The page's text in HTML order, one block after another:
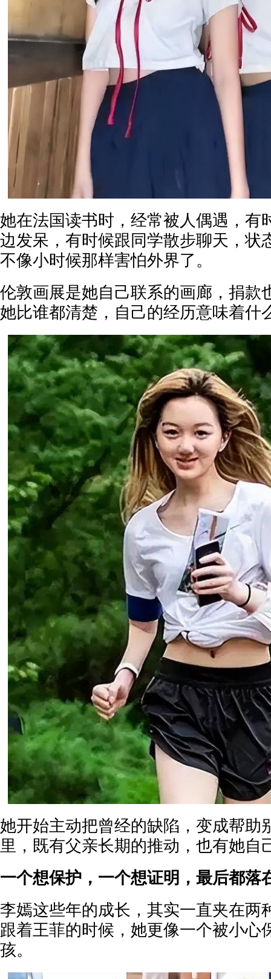
她在法国读书时，经常被人偶遇，有
边发呆，有时候跟同学散步聊天，状
不像小时候那样害怕外界了。
伦敦画展是她自己联系的画廊，捐款
她比谁都清楚，自己的经历意味着什
她开始主动把曾经的缺陷，变成帮助
里，既有父亲长期的推动，也有她自
一个想保护，一个想证明，最后都落
李嫣这些年的成长，其实一直夹在两
跟着王菲的时候，她更像一个被小心
孩。